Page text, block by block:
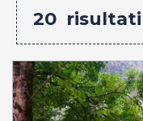
20 risultati